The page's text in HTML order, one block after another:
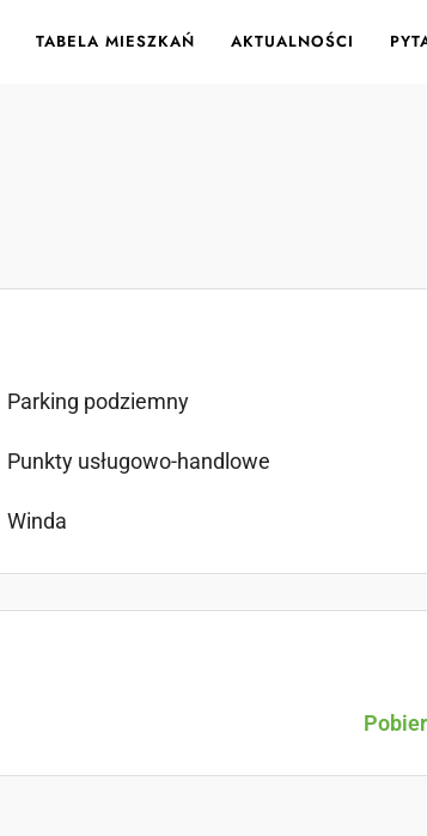
TABELA MIESZKAŃ AKTUALNOŚCI
Parking podziemny
Punkty usługowo-handlowe
Winda